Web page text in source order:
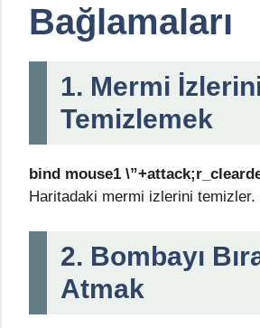
Bağlamaları
1. Mermi
Temizlemek
bind mouse1
Haritadaki mermi izlerini temizler.
2. Bombayı
Atmak